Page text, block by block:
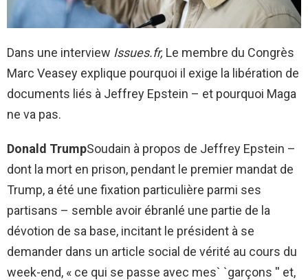
Dans une interview Issues.fr, Le membre du Congrès
Marc Veasey explique pourquoi il exige la libération de
documents liés à Jeffrey Epstein – et pourquoi Maga
ne va pas.
Donald TrumpSoudain à propos de Jeffrey Epstein –
dont la mort en prison, pendant le premier mandat de
Trump, a été une fixation particulière parmi ses
partisans – semble avoir ébranlé une partie de la
dévotion de sa base, incitant le président à se
demander dans un article social de vérité au cours du
week-end, « ce qui se passe avec mes` `garçons '' et,